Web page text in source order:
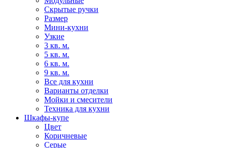
Скрытые ручки
Размер
Мини-кухни
Узкие
3 кв. м.
5 кв. м.
6 кв. м.
9 кв. м.
Все для кухни
Варианты отделки
Мойки и смесители
Техника для кухни
Шкафы-купе
Цвет
Коричневые
Серые